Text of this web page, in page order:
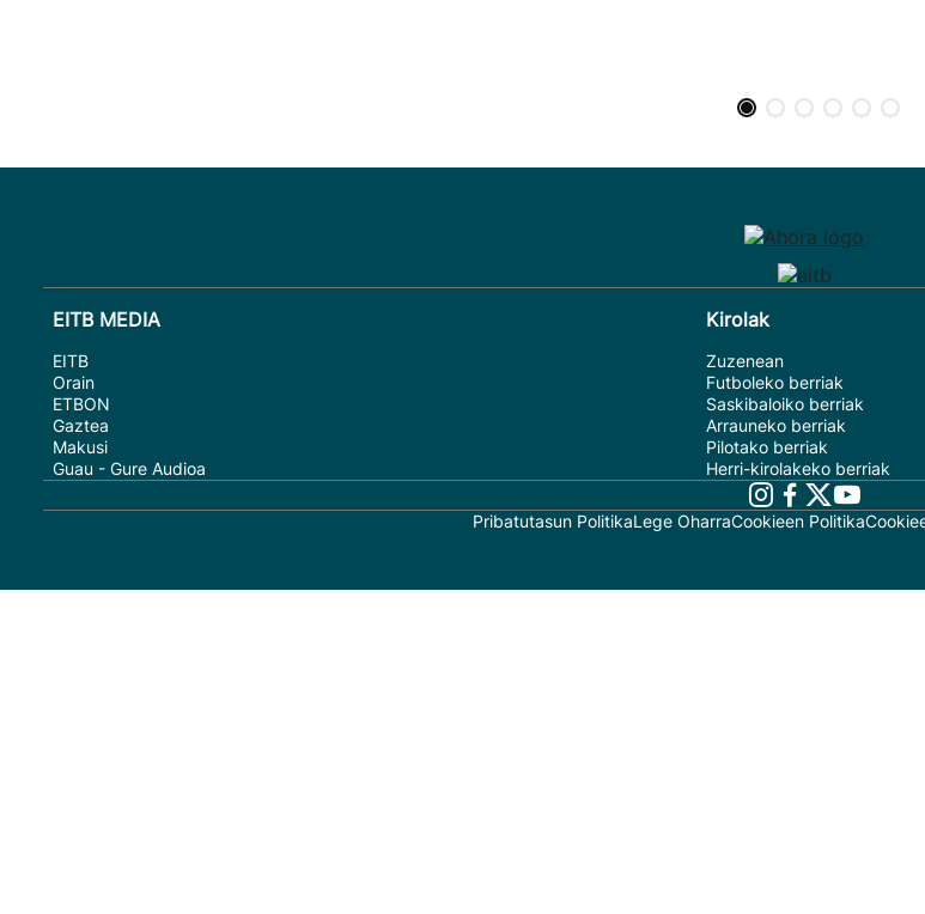
EITB MEDIA
EITB
Orain
ETBON
Gaztea
Makusi
Guau - Gure Audioa
Kirolak
Zuzenean
Futboleko berriak
Saskibaloiko berriak
Arrauneko berriak
Pilotako berriak
Herri-kirolakeko berriak
Pribatutasun PolitikaLege OharraCookieen Politika